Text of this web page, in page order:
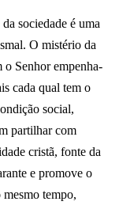
sociedade é uma
O mistério da
o Senhor empenha-
cada qual tem o
social,
partilhar com
cristã, fonte da
e promove o
tempo,